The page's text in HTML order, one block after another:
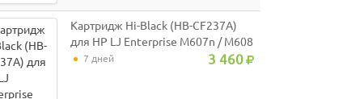
Картридж Hi-Black (HB-CF237A)
для HP LJ Enterprise M607n / M608
/ M609 / M631 / M632 / M633, 11K
7 дней 3 460